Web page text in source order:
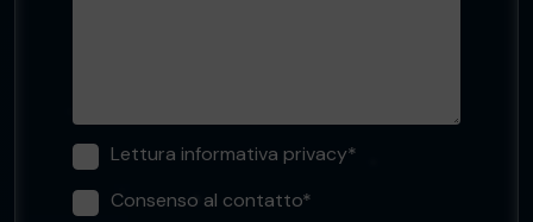
Lettura informativa privacy*
Consenso al contatto*